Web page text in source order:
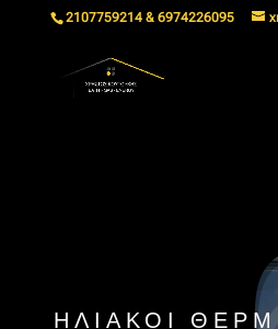
2107759214 & 6974226095
ΗΛΙΑΚΟΙ